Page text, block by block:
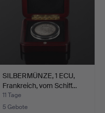
SILBERMÜNZE, 1 ECU,
Frankreich, vom Schiff…
11 Tage
5 Gebote